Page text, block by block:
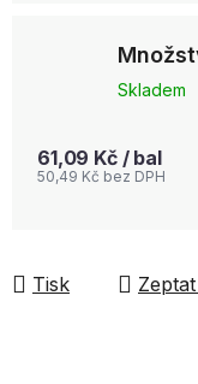
Skladem
61,09 Kč / bal
50,49 Kč bez DPH
Tisk